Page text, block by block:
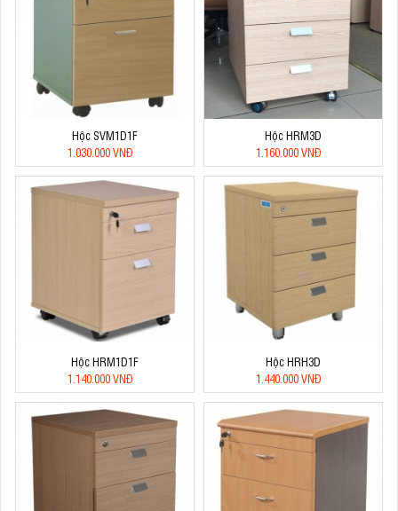
Hộc SVM1D1F
1.030.000 VNĐ
Hộc HRM3D
1.160.000 VNĐ
Hộc HRM1D1F
1.140.000 VNĐ
Hộc HRH3D
1.440.000 VNĐ